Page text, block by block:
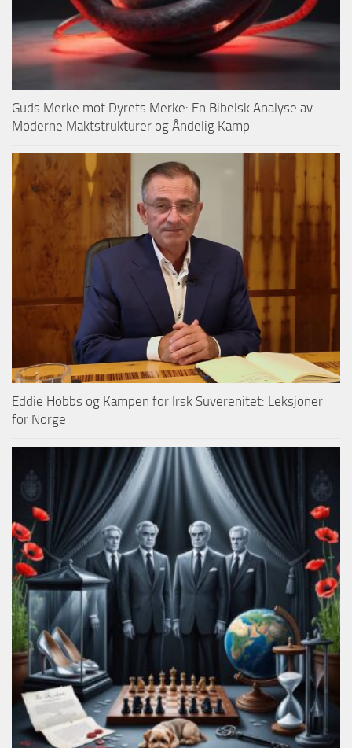
Guds Merke mot Dyrets Merke: En Bibelsk Analyse av
Moderne Maktstrukturer og Åndelig Kamp
Eddie Hobbs og Kampen for Irsk Suverenitet: Leksjoner
for Norge